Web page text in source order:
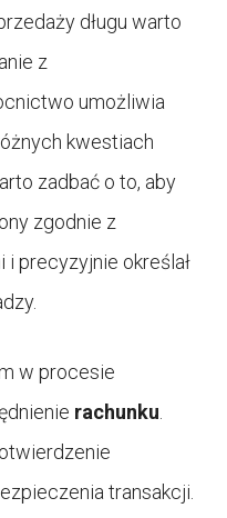
długu warto
z
umożliwia
kwestiach
zadbać o to, aby
zgodnie z
precyzyjnie określał
w procesie
rachunku
transakcji.